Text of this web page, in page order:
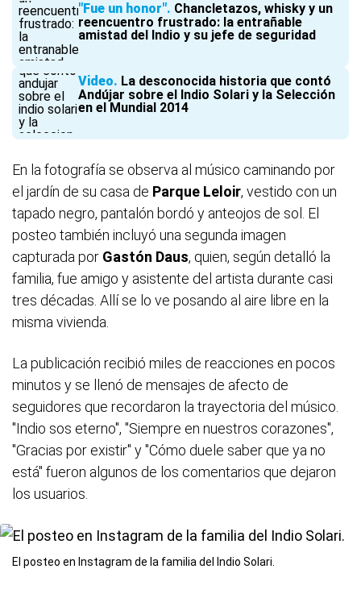
"Fue un honor" Chancletazos, whisky y un
reencuentro frustrado: la entrañable
amistad del Indio y su jefe de seguridad
Video La desconocida historia que contó
Andújar sobre el Indio Solari y la Selección
en el Mundial 2014
En la fotografía se observa al músico caminando por
el jardín de su casa de Parque Leloir, vestido con un
tapado negro, pantalón bordó y anteojos de sol. El
posteo también incluyó una segunda imagen
capturada por Gastón Daus, quien, según detalló la
familia, fue amigo y asistente del artista durante casi
tres décadas. Allí se lo ve posando al aire libre en la
misma vivienda.
La publicación recibió miles de reacciones en pocos
minutos y se llenó de mensajes de afecto de
seguidores que recordaron la trayectoria del músico.
"Indio sos eterno", "Siempre en nuestros corazones",
"Gracias por existir" y "Cómo duele saber que ya no
está" fueron algunos de los comentarios que dejaron
los usuarios.
El posteo en Instagram de la familia del Indio Solari.